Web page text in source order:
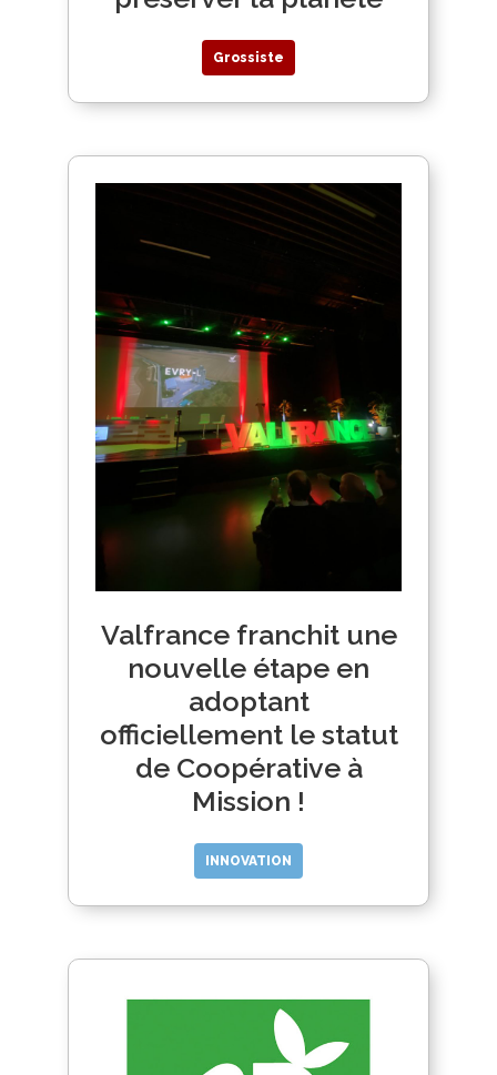
Grossiste
Valfrance franchit une
nouvelle étape en
adoptant
officiellement le statut
de Coopérative à
Mission !
INNOVATION